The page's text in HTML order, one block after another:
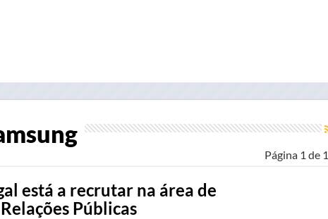
Página 1 de 1
está a recrutar na área de
Públicas